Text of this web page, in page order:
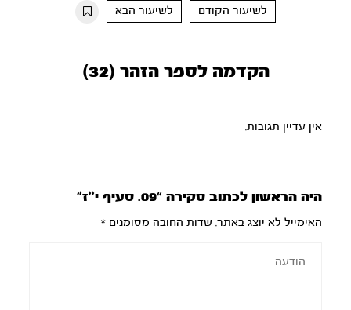
לשיעור הקודם
לשיעור הבא
הקדמה לספר הזהר (32)
אין עדיין תגובות.
היה הראשון לכתוב סקירה “09. סעיף י’’ז”
האימייל לא יוצג באתר. שדות החובה מסומנים*